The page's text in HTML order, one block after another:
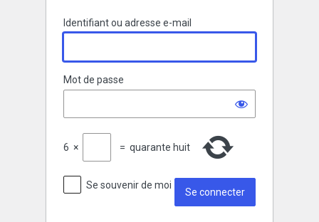
Identifiant ou adresse e-mail
Mot de passe
6 × = quarante huit
Se souvenir de moi